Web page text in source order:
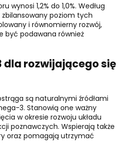
wynosi 1,2% do 1,0%. Według
poziom tych
i równomierny rozwój,
być podawana również
rozwijającego się
są naturalnymi źródłami
3. Stanowią one ważny
w okresie rozwoju układu
poznawczych. Wspierają także
oraz pomagają utrzymać